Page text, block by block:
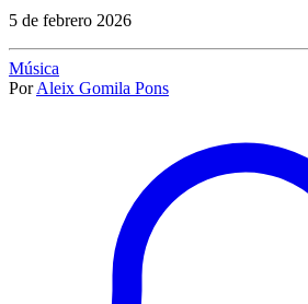
5 de febrero 2026
Música
Por Aleix Gomila Pons